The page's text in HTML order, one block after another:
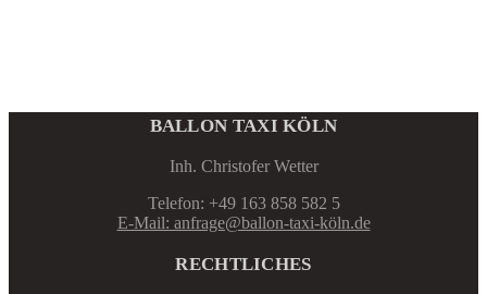
BALLON TAXI KÖLN
Inh. Christofer Wetter
Telefon: +49 163 858 582 5
E-Mail: anfrage@ballon-taxi-köln.de
RECHTLICHES